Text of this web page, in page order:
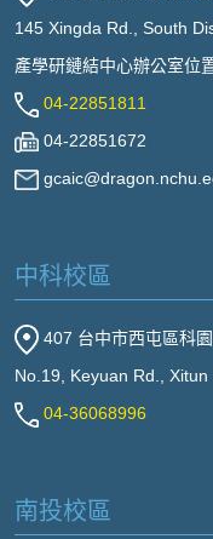
145 Xingda Rd., South
產學研鏈結中心辦公室位
04-22851811
04-22851672
中科校區
407 台中市西屯區科
No.19, Keyuan Rd.,
04-36068996
南投校區